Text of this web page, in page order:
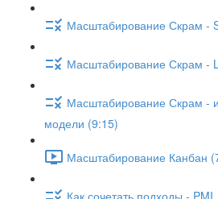
Масштабирование Скрам -
Масштабирование Скрам -
Масштабирование Скрам -
модели (9:15)
Масштабирование Канбан
Как сочетать подходы -